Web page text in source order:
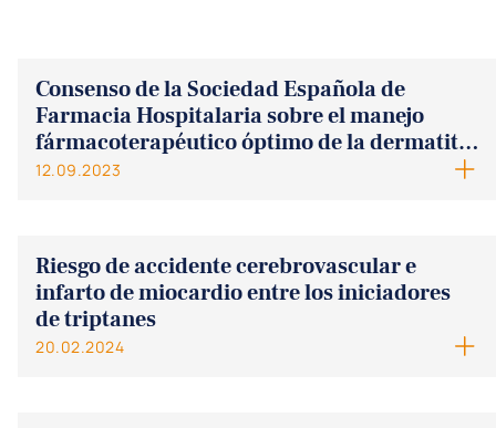
Consenso de la Sociedad Española de
Farmacia Hospitalaria sobre el manejo
fármacoterapéutico óptimo de la dermatitis
atópica
12.09.2023
Riesgo de accidente cerebrovascular e
infarto de miocardio entre los iniciadores
de triptanes
20.02.2024